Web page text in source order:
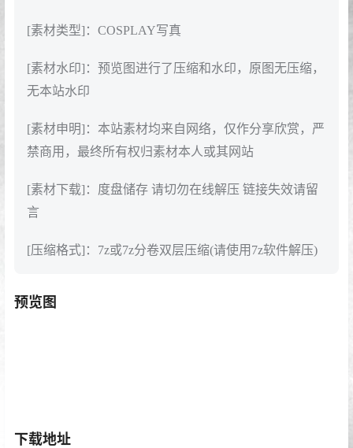
[素材类型]：COSPLAY写真
[素材水印]：预览图进行了压缩和水印，原图无压缩，
无本站水印
[素材申明]：本站素材均来自网络，仅作分享欣赏，严
禁商用，最终所有权归素材本人或其网站
[素材下载]：度盘储存 请切勿在线解压 链接失效请留
言
[压缩格式]：7z或7z分卷双层压缩(请使用7z软件解压)
预览图
下载地址